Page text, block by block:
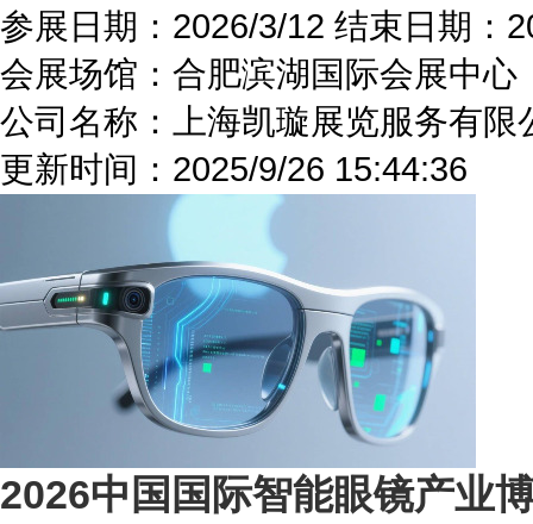
参展日期： 2026/3/12 结束日期：
会展场馆： 合肥滨湖国际会展中心
公司名称：上海凯璇展览服务有限
更新时间： 2025/9/26 15:44:36
2026中国国际智能眼镜产业